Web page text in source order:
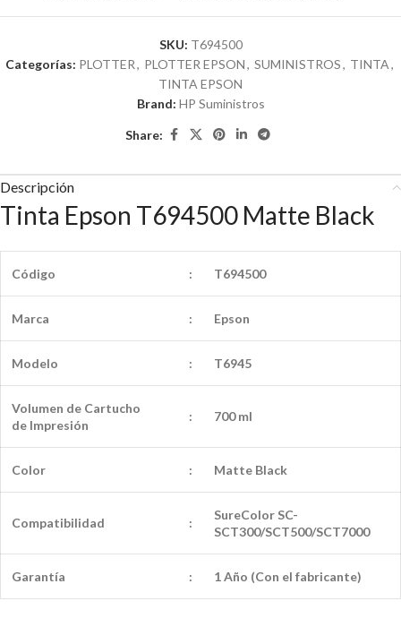
SKU: T694500
Categorías: PLOTTER, PLOTTER EPSON, SUMINISTROS, TINTA,
TINTA EPSON
Brand: HP Suministros
Share:
Descripción
Tinta Epson T694500 Matte Black
Código : T694500
Marca : Epson
Modelo : T6945
Volumen de Cartucho
de Impresión
: 700 ml
Color : Matte Black
Compatibilidad :
SureColor SC-
SCT300/SCT500/SCT7000
Garantía : 1 Año (Con el fabricante)